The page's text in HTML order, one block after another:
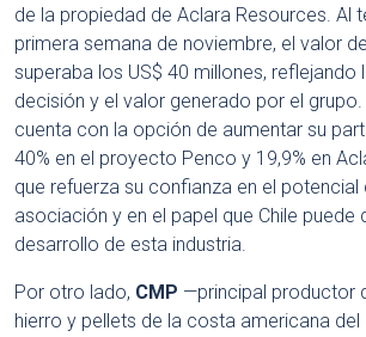
de la propiedad de Aclara Resources. Al
primera semana de noviembre, el valor
superaba los US$ 40 millones, reflejando
decisión y el valor generado por el grupo.
cuenta con la opción de aumentar su
40% en el proyecto Penco y 19,9% en
que refuerza su confianza en el potencial
asociación y en el papel que Chile puede
desarrollo de esta industria.
Por otro lado, CMP —principal productor
hierro y pellets de la costa americana